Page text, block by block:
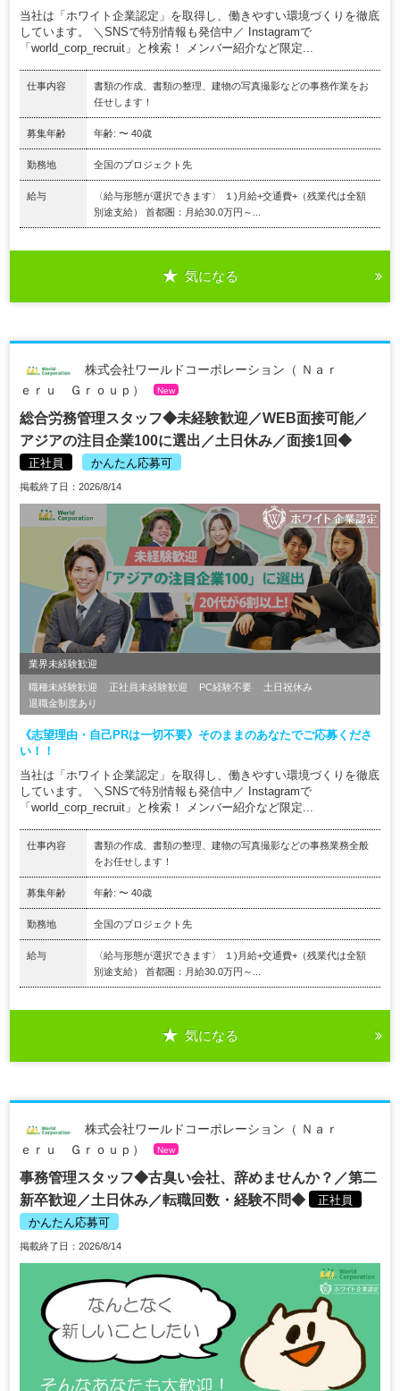
当社は「ホワイト企業認定」を取得し、働きやすい環境づくりを徹底
しています。 ＼SNSで特別情報も発信中／ Instagramで
「world_corp_recruit」と検索！ メンバー紹介など限定...
仕事内容
書類の作成、書類の整理、建物の写真撮影などの事務作業をお
任せします！
募集年齢 年齢: 〜 40歳
勤務地 全国のプロジェクト先
給与
〈給与形態が選択できます〉 １)月給+交通費+（残業代は全額
別途支給） 首都圏：月給30.0万円～...
気になる
株式会社ワールドコーポレーション（ Ｎａｒ
ｅｒｕ Ｇｒｏｕｐ）
New
総合労務管理スタッフ◆未経験歓迎／WEB面接可能／
アジアの注目企業100に選出／土日休み／面接1回◆
正社員 かんたん応募可
掲載終了日：2026/8/14
業界未経験歓迎
職種未経験歓迎 正社員未経験歓迎 PC経験不要
土日祝休み
退職金制度あり
《志望理由・自己PRは一切不要》そのままのあなたでご応募くださ
い！！
当社は「ホワイト企業認定」を取得し、働きやすい環境づくりを徹底
しています。 ＼SNSで特別情報も発信中／ Instagramで
「world_corp_recruit」と検索！ メンバー紹介など限定...
仕事内容
書類の作成、書類の整理、建物の写真撮影などの事務業務全般
をお任せします！
募集年齢 年齢: 〜 40歳
勤務地 全国のプロジェクト先
給与
〈給与形態が選択できます〉 １)月給+交通費+（残業代は全額
別途支給） 首都圏：月給30.0万円～...
気になる
株式会社ワールドコーポレーション（ Ｎａｒ
ｅｒｕ Ｇｒｏｕｐ）
New
事務管理スタッフ◆古臭い会社、辞めませんか？／第二
新卒歓迎／土日休み／転職回数・経験不問◆
正社員
かんたん応募可
掲載終了日：2026/8/14